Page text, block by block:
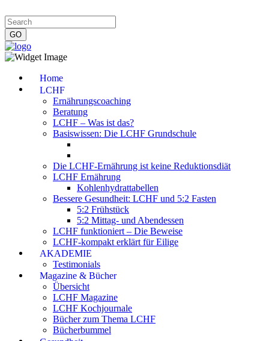
Home
LCHF
Ernährungscoaching
Beratung
LCHF – Was ist das?
Basiswissen: Die LCHF Grundschule
Die LCHF-Ernährung ist keine Reduktionsdiät
LCHF Ernährung
Kohlenhydrattabellen
Bessere Gesundheit: LCHF und 5:2 Fasten
5:2 Frühstück
5:2 Mittag- und Abendessen
LCHF funktioniert – Die Beweise
LCHF-kompakt erklärt für Eilige
AKADEMIE
Testimonials
Magazine & Bücher
Übersicht
LCHF Magazine
LCHF Kochjournale
Bücher zum Thema LCHF
Bücherbummel